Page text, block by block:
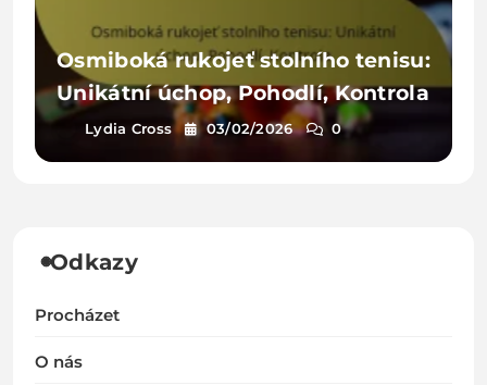
Osmiboká rukojeť stolního tenisu:
Unikátní úchop, Pohodlí, Kontrola
Lydia Cross 03/02/2026 0
Odkazy
Procházet
O nás